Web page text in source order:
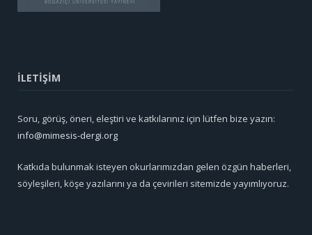
İLETİŞİM
Soru, görüş, öneri, eleştiri ve katkılarınız için lütfen bize yazın:
info@mimesis-dergi.org
Katkıda bulunmak isteyen okurlarımızdan gelen özgün haberleri,
söyleşileri, köşe yazılarını ya da çevirileri sitemizde yayımlıyoruz.